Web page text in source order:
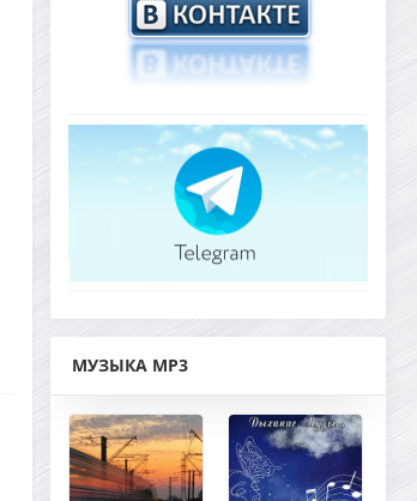
МУЗЫКА MP3